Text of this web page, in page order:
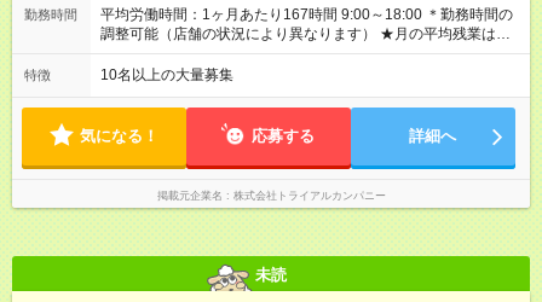
当 ◎通勤手当 ◎家族手当 ◎資格手当 ◎職位手当 ◎単身手当 ◎残
業手当（全額支給） ◎深夜手当 ※一部、店舗により異なります
績：月平均残業時間13.25h以下） 【試用期間】試用期間あり 試
用期間の長さ：2ヶ月 雇用形態、給与は本採用時と同じです。
勤務時間
平均労働時間：1ヶ月あたり167時間 9:00～18:00 ＊勤務時間の
調整可能（店舗の状況により異なります） ★月の平均残業は
13.25ｈ以下 ⇒業務効率化等を図り、さらに減らしていきます
◎基本は定時退社 ◎固定残業・みなし残業ナシ。残業分は1分単
務時間の調整可能（店舗の状況により異なります） ★月の平均
残業は13.25ｈ以下 ⇒業務効率化等を図り、さらに減らしてい
きます ◎基本は定時退社 ◎固定残業・みなし残業ナシ。残業分
は1分単位で支給
特徴 10名以上の大量募集
気になる！ 応募する 詳細へ
掲載元企業名 株式会社トライアルカンパニー
未読